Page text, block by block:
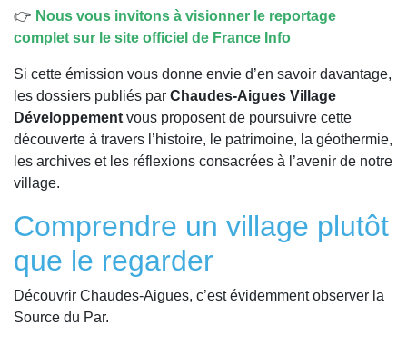
👉 Nous vous invitons à visionner le reportage
complet sur le site officiel de France Info
Si cette émission vous donne envie d’en savoir davantage,
les dossiers publiés par Chaudes-Aigues Village
Développement vous proposent de poursuivre cette
découverte à travers l’histoire, le patrimoine, la géothermie,
les archives et les réflexions consacrées à l’avenir de notre
village.
Comprendre un village plutôt
que le regarder
Découvrir Chaudes-Aigues, c’est évidemment observer la
Source du Par.